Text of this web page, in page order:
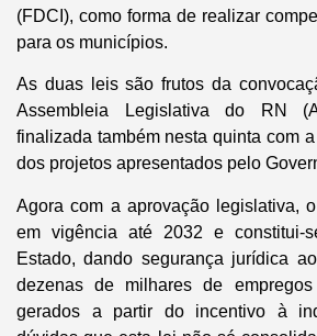
(FDCI), como forma de realizar
para os municípios.
As duas leis são frutos da
Assembleia Legislativa do RN
finalizada também nesta quinta com
dos projetos apresentados pelo
Agora com a aprovação legislativa,
em vigência até 2032 e constitui-
Estado, dando segurança jurídica
dezenas de milhares de
gerados a partir do incentivo à